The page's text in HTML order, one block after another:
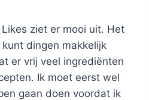
ziet er mooi uit. Het
dingen makkelijk
er vrij veel ingrediënten
Ik moet eerst wel
gaan doen voordat ik